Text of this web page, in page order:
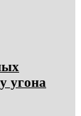
угона